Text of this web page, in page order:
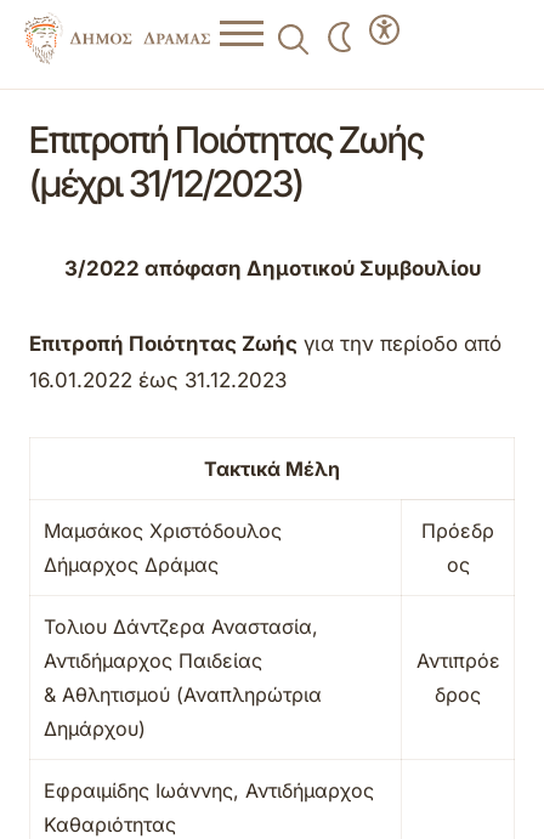
Επιτροπή Ποιότητας Ζωής
(μέχρι 31/12/2023)
3/2022 απόφαση Δημοτικού Συμβουλίου
Επιτροπή Ποιότητας Ζωής για την περίοδο από
16.01.2022 έως 31.12.2023
Τακτικά Μέλη
Μαμσάκος Χριστόδουλος
Δήμαρχος Δράμας
Πρόεδρ
ος
Τολιου Δάντζερα Αναστασία,
Αντιδήμαρχος Παιδείας
& Αθλητισμού (Αναπληρώτρια
Δημάρχου)
Αντιπρόε
δρος
Εφραιμίδης Ιωάννης, Αντιδήμαρχος
Καθαριότητας